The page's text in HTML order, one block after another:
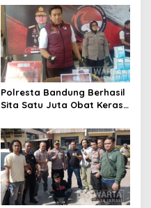
Riau
Polresta Bandung Berhasil
Sita Satu Juta Obat Keras
Kasus Narkoba